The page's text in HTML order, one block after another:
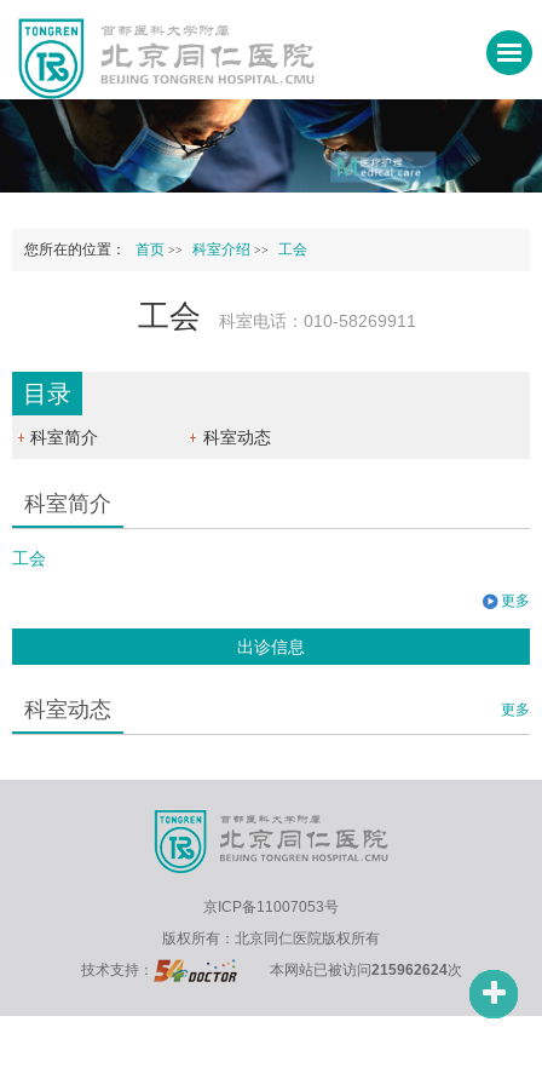
您所在的位置： 首页 >> 科室介绍 >> 工会
工会 科室电话：010-58269911
目录
科室简介 科室动态
科室简介
工会
更多
出诊信息
更多
科室动态
京ICP备11007053号
版权所有：北京同仁医院版权所有
技术支持：
本网站已被访问215962624次